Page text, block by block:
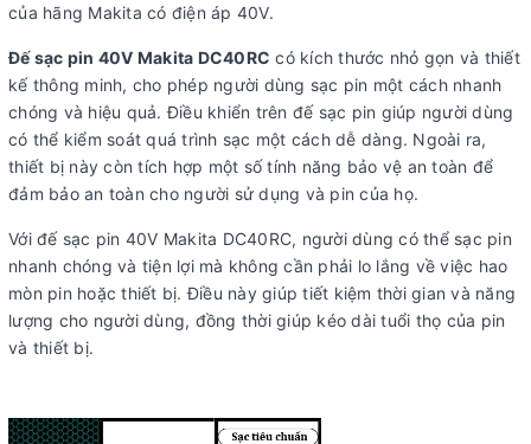
của hãng Makita có điện áp 40V.
Đế sạc pin 40V Makita DC40RC có kích thước nhỏ gọn và thiết
kế thông minh, cho phép người dùng sạc pin một cách nhanh
chóng và hiệu quả. Điều khiển trên đế sạc pin giúp người dùng
có thể kiểm soát quá trình sạc một cách dễ dàng. Ngoài ra,
thiết bị này còn tích hợp một số tính năng bảo vệ an toàn để
đảm bảo an toàn cho người sử dụng và pin của họ.
Với đế sạc pin 40V Makita DC40RC, người dùng có thể sạc pin
nhanh chóng và tiện lợi mà không cần phải lo lắng về việc hao
mòn pin hoặc thiết bị. Điều này giúp tiết kiệm thời gian và năng
lượng cho người dùng, đồng thời giúp kéo dài tuổi thọ của pin
và thiết bị.